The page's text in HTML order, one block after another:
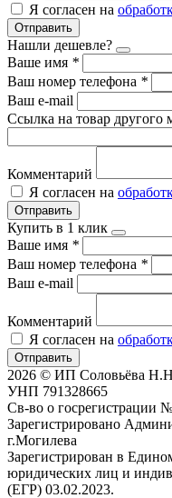
Я согласен на
Отправить
Нашли дешевле?
Ваше имя *
Ваш номер телефона *
Ваш e-mail
Ссылка на товар другого
Комментарий
Я согласен на
Отправить
Купить в 1 клик
Ваше имя *
Ваш номер телефона *
Ваш e-mail
Комментарий
Я согласен на
Отправить
2026 © ИП Соловьёва
УНП 791328665
Св-во о госрегистрации
Зарегистрировано
г.Могилева
Зарегистрирован в
юридических лиц и
(ЕГР) 03.02.2023.